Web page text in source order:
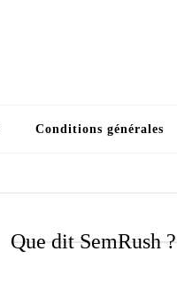
Conditions générales
Que dit SemRush ?